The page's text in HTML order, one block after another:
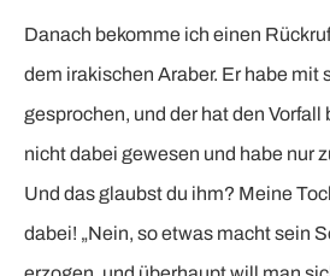
Danach bekomme ich einen
dem irakischen Araber. Er habe mit
gesprochen, und der hat den Vorfall
nicht dabei gewesen und habe nur
Und das glaubst du ihm? Meine
dabei! „Nein, so etwas macht sein